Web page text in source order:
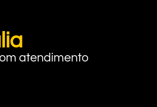
atendimento